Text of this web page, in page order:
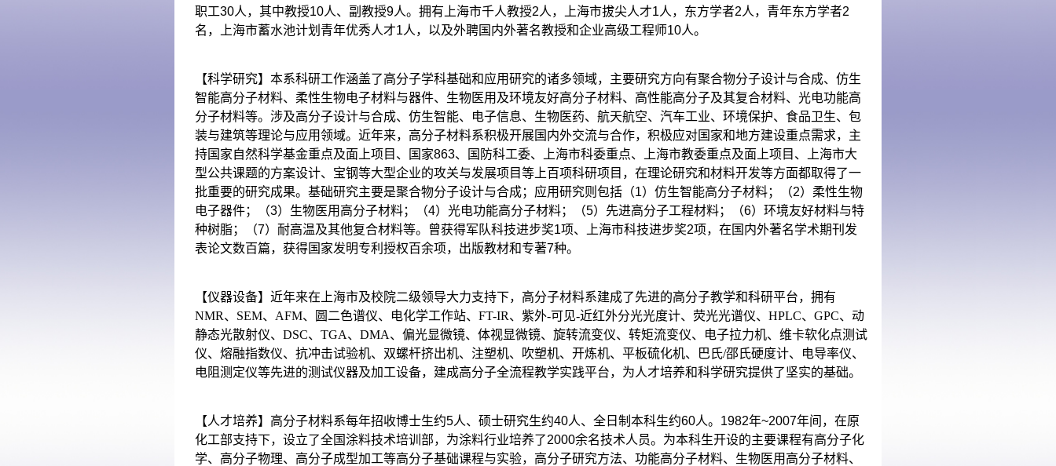
职工30人，其中教授10人、副教授9人。拥有上海市千人教授2人，上海市拔尖人才1人，东方学者2人，青年东方学者2
名，上海市蓄水池计划青年优秀人才1人，以及外聘国内外著名教授和企业高级工程师10人。
【科学研究】本系科研工作涵盖了高分子学科基础和应用研究的诸多领域，主要研究方向有聚合物分子设计与合成、仿生
智能高分子材料、柔性生物电子材料与器件、生物医用及环境友好高分子材料、高性能高分子及其复合材料、光电功能高
分子材料等。涉及高分子设计与合成、仿生智能、电子信息、生物医药、航天航空、汽车工业、环境保护、食品卫生、包
装与建筑等理论与应用领域。近年来，高分子材料系积极开展国内外交流与合作，积极应对国家和地方建设重点需求，主
持国家自然科学基金重点及面上项目、国家863、国防科工委、上海市科委重点、上海市教委重点及面上项目、上海市大
型公共课题的方案设计、宝钢等大型企业的攻关与发展项目等上百项科研项目，在理论研究和材料开发等方面都取得了一
批重要的研究成果。基础研究主要是聚合物分子设计与合成；应用研究则包括（1）仿生智能高分子材料；（2）柔性生物
电子器件；（3）生物医用高分子材料；（4）光电功能高分子材料；（5）先进高分子工程材料；（6）环境友好材料与特
种树脂；（7）耐高温及其他复合材料等。曾获得军队科技进步奖1项、上海市科技进步奖2项，在国内外著名学术期刊发
表论文数百篇，获得国家发明专利授权百余项，出版教材和专著7种。
【仪器设备】近年来在上海市及校院二级领导大力支持下，高分子材料系建成了先进的高分子教学和科研平台，拥有
NMR、 SEM、 AFM、圆二色谱仪、电化学工作站、 FT-IR、紫外-可见-近红外分光光度计、荧光光谱仪、 HPLC、 GPC、动
静态光散射仪、 DSC、 TGA、 DMA、偏光显微镜、体视显微镜、旋转流变仪、转矩流变仪、电子拉力机、维卡软化点测试
仪、熔融指数仪、抗冲击试验机、双螺杆挤出机、注塑机、吹塑机、开炼机、平板硫化机、巴氏/邵氏硬度计、电导率仪、
电阻测定仪等先进的测试仪器及加工设备，建成高分子全流程教学实践平台，为人才培养和科学研究提供了坚实的基础。
【人才培养】高分子材料系每年招收博士生约5人、硕士研究生约40人、全日制本科生约60人。 1982年~2007年间，在原
化工部支持下，设立了全国涂料技术培训部，为涂料行业培养了2000余名技术人员。为本科生开设的主要课程有高分子化
学、高分子物理、高分子成型加工等高分子基础课程与实验，高分子研究方法、功能高分子材料、生物医用高分子材料、